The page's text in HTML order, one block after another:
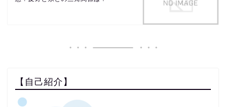
【自己紹介】